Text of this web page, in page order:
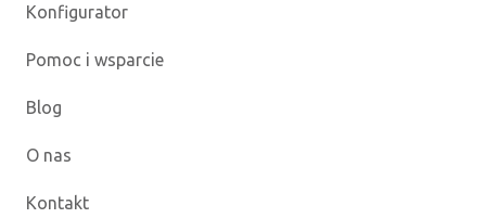
Konfigurator
Pomoc i wsparcie
Blog
O nas
Kontakt